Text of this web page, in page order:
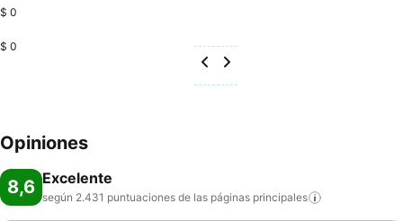
$ 0
$ 0
Opiniones
8,6 Excelente
según 2.431 puntuaciones de las páginas principales